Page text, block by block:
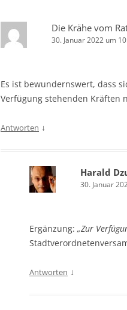
Die Krähe vom
30. Januar 2022 um
Es ist bewundernswert, dass
Verfügung stehenden Kräften
Antworten ↓
Harald
30. Januar
Ergänzung: „Zur
Antworten ↓